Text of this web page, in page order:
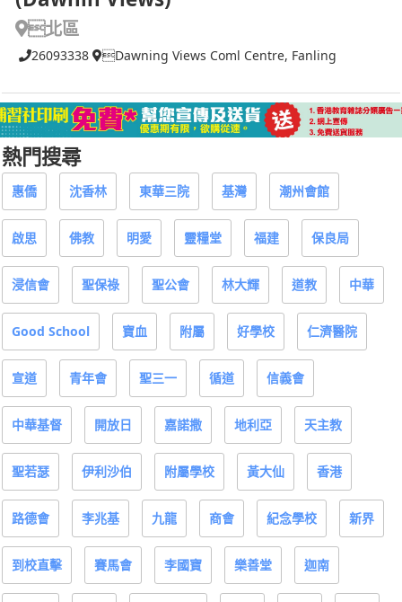
北區
26093338 Dawning Views Coml Centre, Fanling
熱門搜尋
惠僑 沈香林 東華三院 基灣 潮州會館
啟思 佛教 明愛 靈糧堂 福建 保良局
浸信會 聖保祿 聖公會 林大輝 道教 中華
Good School 寶血 附屬 好學校 仁濟醫院
宣道 青年會 聖三一 循道 信義會
中華基督 開放日 嘉諾撒 地利亞 天主教
聖若瑟 伊利沙伯 附屬學校 黃大仙 香港
路德會 李兆基 九龍 商會 紀念學校 新界
到校直擊 賽馬會 李國寶 樂善堂 迦南